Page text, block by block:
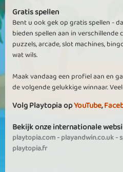
Gratis spellen
Bent u ook gek op gratis spellen -
bieden spellen aan in verschillende
puzzels, arcade, slot machines,
wat wils.
Maak vandaag een profiel aan en
de volgende gelukkige winnaar.
Volg Playtopia opYouTube,
Bekijk onze internationale
playtopia.com-playandwin.co.uk-
playtopia.fr